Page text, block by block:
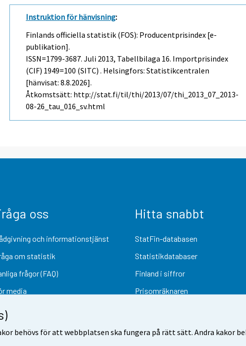
behövs för att webbplatsen ska fungera på rätt sätt. Andra kakor
Instruktion för hänvisning:
Finlands officiella statistik (FOS): Producentprisindex [e-
publikation].
ISSN=1799-3687.Juli 2013, Tabellbilaga 16. Importprisindex
(CIF) 1949=100 (SITC) . Helsingfors: Statistikcentralen
[hänvisat: 8.8.2026].
Åtkomstsätt: http://stat.fi/til/thi/2013/07/thi_2013_07_2013-
08-26_tau_016_sv.html
oss
och informationstjänst
om statistik
frågor (FAQ)
media
Hitta snabbt
StatFin-databasen
Statistikdatabaser
Finland i siffror
Prisomräknaren